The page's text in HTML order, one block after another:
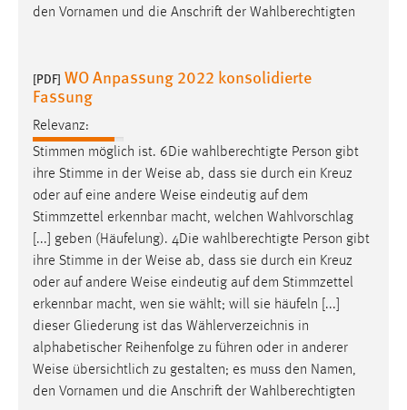
den Vornamen und die Anschrift der Wahlberechtigten
[PDF] WO Anpassung 2022 konsolidierte
Fassung
Relevanz:
Stimmen möglich ist. 6Die wahlberechtigte Person gibt
ihre Stimme in der Weise ab, dass sie durch ein Kreuz
oder auf eine andere Weise eindeutig auf dem
Stimmzettel erkennbar macht, welchen Wahlvorschlag
[...] geben (Häufelung). 4Die wahlberechtigte Person gibt
ihre Stimme in der Weise ab, dass sie durch ein Kreuz
oder auf andere Weise eindeutig auf dem Stimmzettel
erkennbar macht, wen sie wählt; will sie häufeln [...]
dieser Gliederung ist das Wählerverzeichnis in
alphabetischer Reihenfolge zu führen oder in anderer
Weise übersichtlich zu gestalten; es muss den Namen,
den Vornamen und die Anschrift der Wahlberechtigten